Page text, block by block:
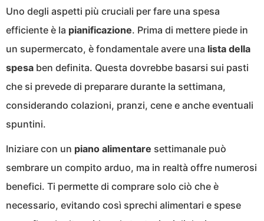
Uno degli aspetti più cruciali per fare una spesa
efficiente è la pianificazione. Prima di mettere piede in
un supermercato, è fondamentale avere una lista della
spesa ben definita. Questa dovrebbe basarsi sui pasti
che si prevede di preparare durante la settimana,
considerando colazioni, pranzi, cene e anche eventuali
spuntini.
Iniziare con un piano alimentare settimanale può
sembrare un compito arduo, ma in realtà offre numerosi
benefici. Ti permette di comprare solo ciò che è
necessario, evitando così sprechi alimentari e spese